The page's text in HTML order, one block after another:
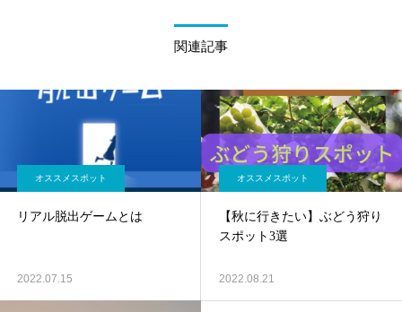
関連記事
オススメスポット
リアル脱出ゲームとは
2022.07.15
オススメスポット
【秋に行きたい】ぶどう狩り
スポット3選
2022.08.21